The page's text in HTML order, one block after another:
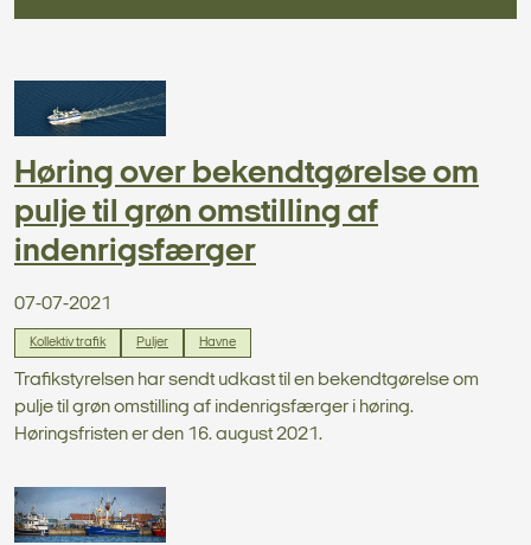
Høring over bekendtgørelse om
pulje til grøn omstilling af
indenrigsfærger
07-07-2021
Kollektiv trafik Puljer Havne
Trafikstyrelsen har sendt udkast til en bekendtgørelse om
pulje til grøn omstilling af indenrigsfærger i høring.
Høringsfristen er den 16. august 2021.